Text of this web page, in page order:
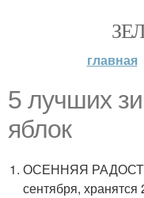
главная
5 лучших
яблок
ОСЕННЯЯ
сентября, хранятся